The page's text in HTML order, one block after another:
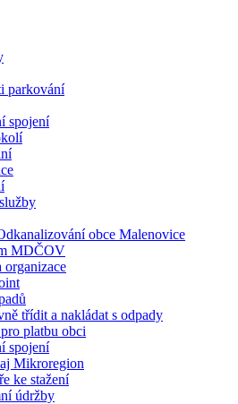
parkování
spojení
obce Malenovice
MDČOV
organizace
třídit a nakládat s odpady
platbu obci
spojení
Mikroregion
ke stažení
údržby